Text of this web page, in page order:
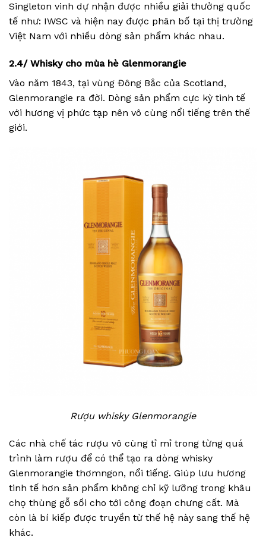
Singleton vinh dự nhận được nhiều giải thưởng quốc
tế như: IWSC và hiện nay được phân bố tại thị trường
Việt Nam với nhiều dòng sản phẩm khác nhau.
2.4/ Whisky cho mùa hè Glenmorangie
Vào năm 1843, tại vùng Đông Bắc của Scotland,
Glenmorangie ra đời. Dòng sản phẩm cực kỳ tinh tế
với hương vị phức tạp nên vô cùng nổi tiếng trên thế
giới.
Rượu whisky Glenmorangie
Các nhà chế tác rượu vô cùng tỉ mỉ trong từng quá
trình làm rượu để có thể tạo ra dòng whisky
Glenmorangie thơmngon, nổi tiếng. Giúp lưu hương
tinh tế hơn sản phẩm không chỉ kỹ lưỡng trong khâu
chọ thùng gỗ sồi cho tới công đoạn chưng cất. Mà
còn là bí kiếp được truyền từ thế hệ này sang thế hệ
khác.